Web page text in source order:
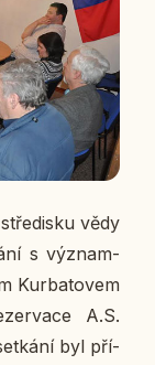
vědy
s vý­znam­
Kur­ba­to­vem
A.S.
byl pří­